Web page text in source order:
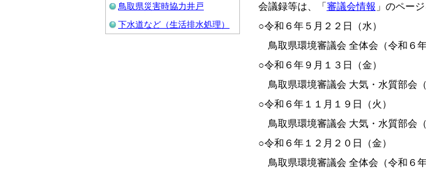
鳥取県災害時協力井戸
下水道など（生活排水処理）
会議録等は、「 審議会情報 」のペー
○令和６年５月２２日（水）
鳥取県環境審議会 全体会（令和６
○令和６年９月１３日（金）
鳥取県環境審議会 大気・水質部会
○令和６年１１月１９日（火）
鳥取県環境審議会 大気・水質部会
○令和６年１２月２０日（金）
鳥取県環境審議会 全体会（令和６